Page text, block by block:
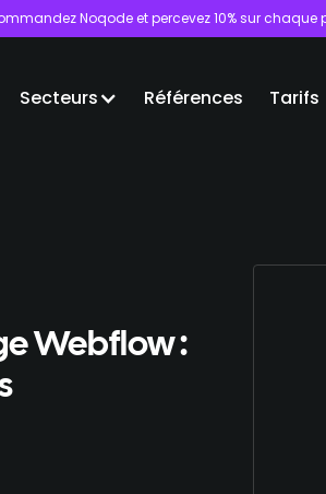
Noqode et percevez 10% sur chaque
Secteurs Références Tarifs
Webflow :